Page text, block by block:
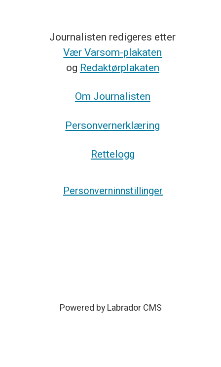
Journalisten redigeres etter
Vær Varsom-plakaten
og Redaktørplakaten
Om Journalisten
Personvernerklæring
Rettelogg
Personverninnstillinger
Powered by Labrador CMS